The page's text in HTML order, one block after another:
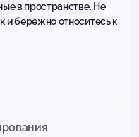
в пространстве. Не
бережно относитесь к